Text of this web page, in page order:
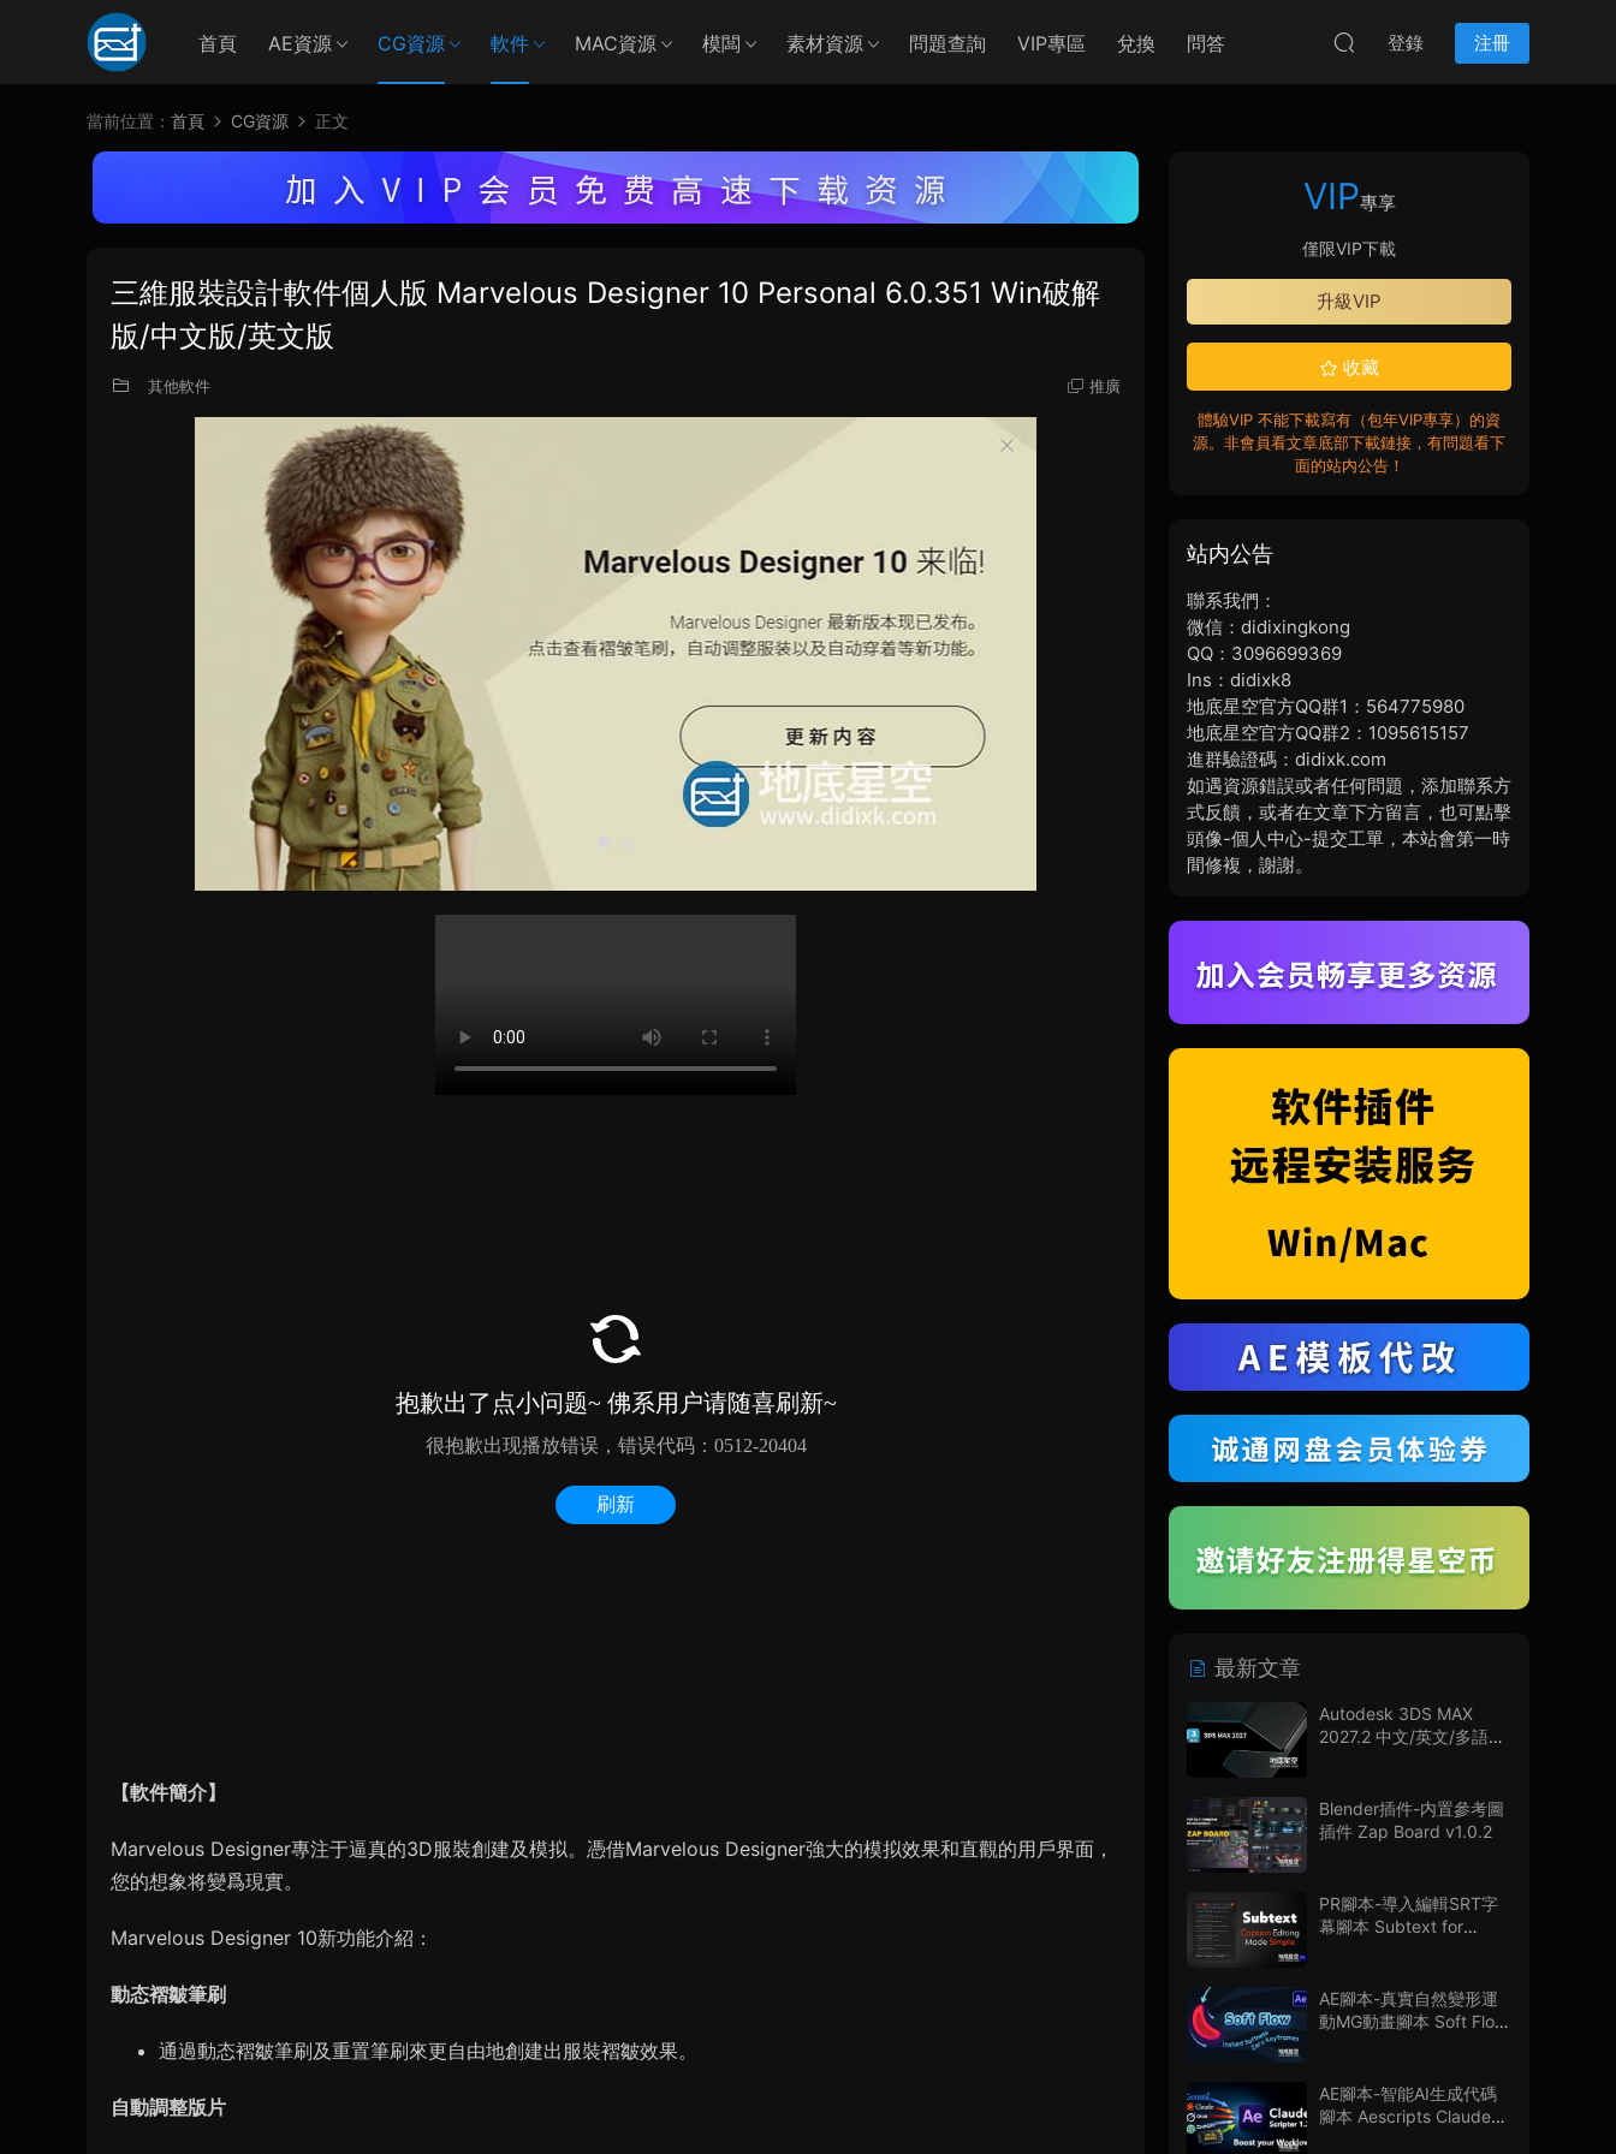
首頁 AE資源 CG資源 軟件 MAC資源 模闆 素材資源 問題查詢 VIP專區 兌換 問答 登錄 注冊
當前位置： 首頁 CG資源 正文
三維服裝設計軟件個人版 Marvelous Designer 10 Personal 6.0.351 Win破解
版/中文版/英文版
其他軟件 推廣
【軟件簡介】
Marvelous Designer專注于逼真的3D服裝創建及模拟。憑借Marvelous Designer強大的模拟效果和直觀的用戶界面，
您的想象将變爲現實。
Marvelous Designer 10新功能介紹：
動态褶皺筆刷
通過動态褶皺筆刷及重置筆刷來更自由地創建出服裝褶皺效果。
自動調整版片
VIP專享
僅限VIP下載
升級VIP
收藏
體驗VIP 不能下載寫有（包年VIP專享）的資
源。非會員看文章底部下載鏈接，有問題看下
面的站内公告！
站内公告
聯系我們：
微信：didixingkong
QQ：3096699369
Ins：didixk8
地底星空官方QQ群1：564775980
地底星空官方QQ群2：1095615157
進群驗證碼：didixk.com
如遇資源錯誤或者任何問題，添加聯系方
式反饋，或者在文章下方留言，也可點擊
頭像-個人中心-提交工單，本站會第一時
間修複，謝謝。
最新文章
Autodesk 3DS MAX
2027.2 中文/英文/多語言
Blender插件-内置參考圖
插件 Zap Board v1.0.2
PR腳本-導入編輯SRT字
幕腳本 Subtext for
AE腳本-真實自然變形運
動MG動畫腳本 Soft Flow
AE腳本-智能AI生成代碼
腳本 Aescripts Claude